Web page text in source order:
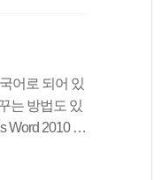
어로 되어 있
는 방법도 있
Word 2010 이
웹페이지로